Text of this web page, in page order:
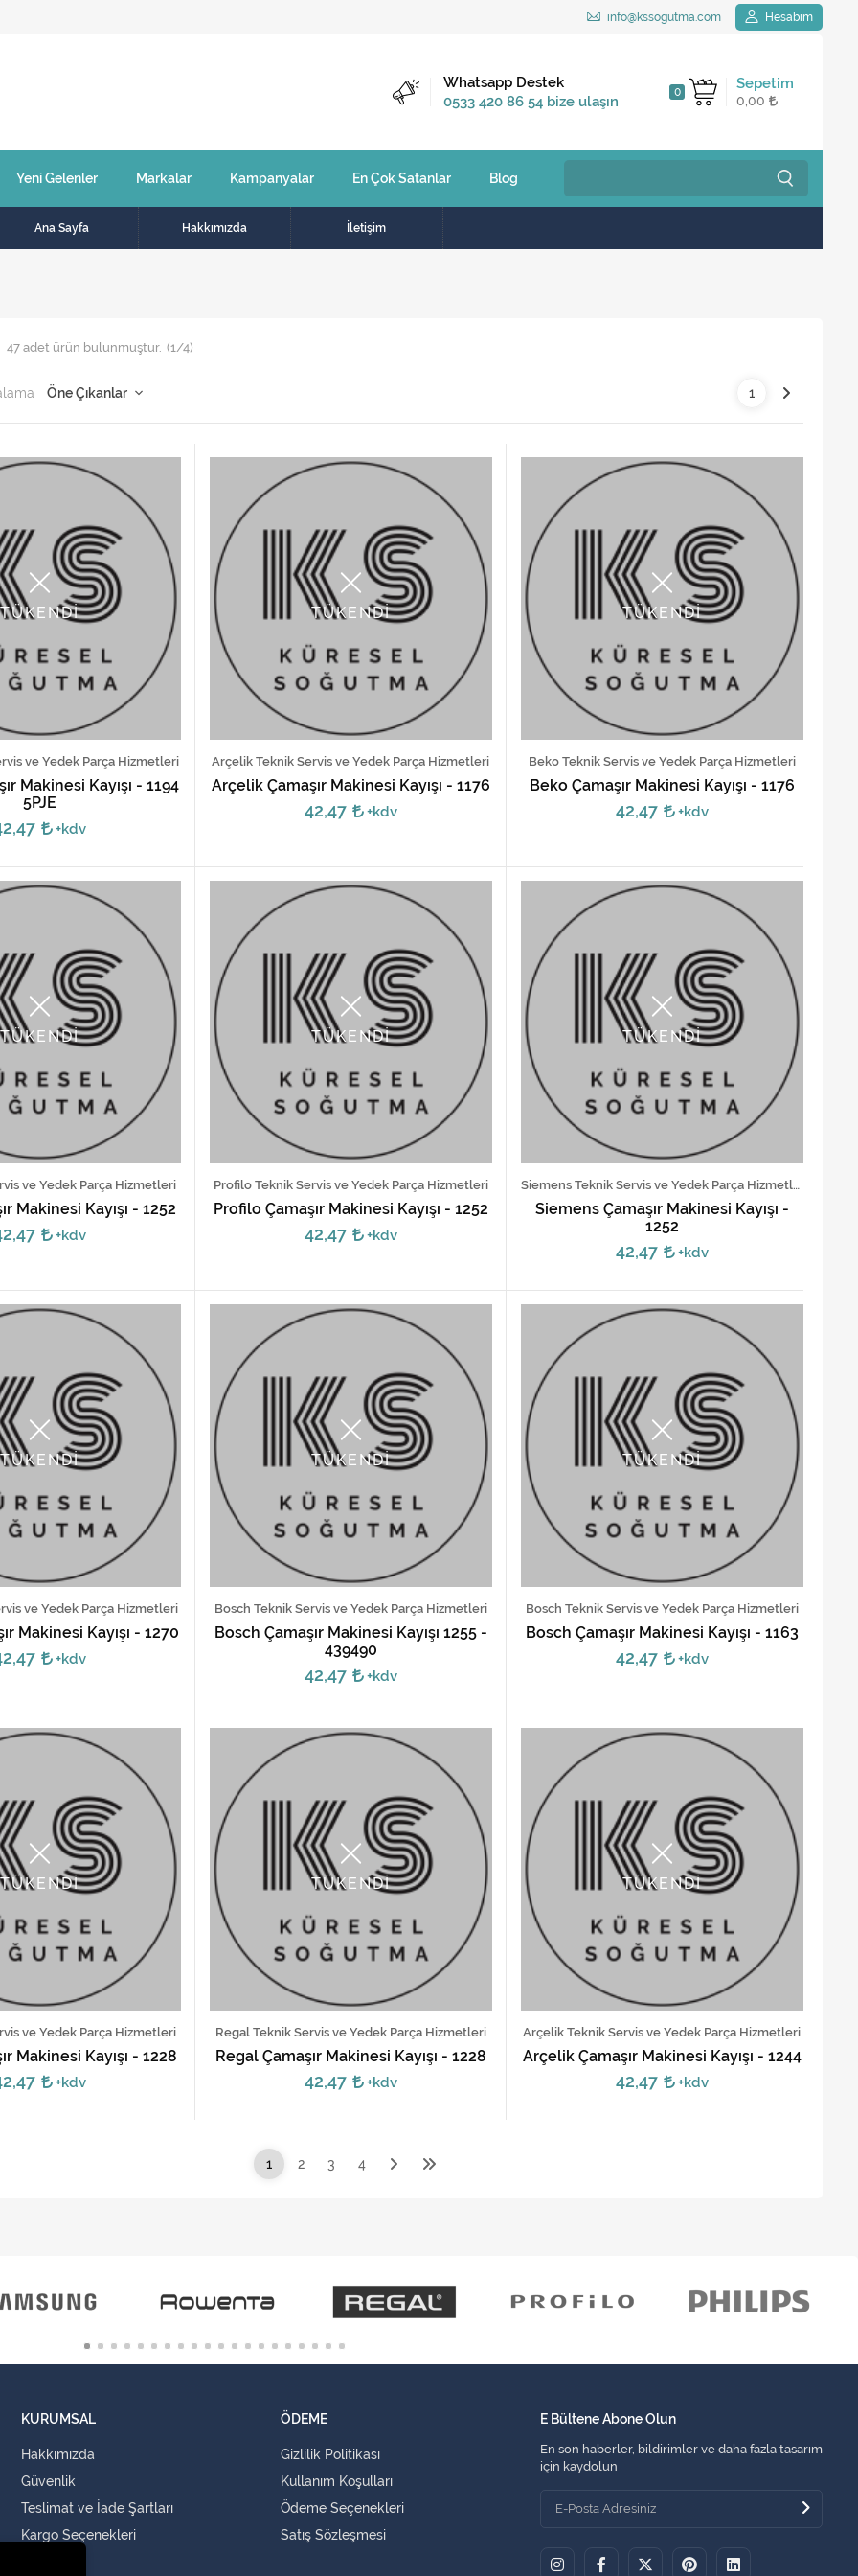
info@kssogutma.com Hesabım
Sepetim
0
0,00
Kargo Bedava
2.500 TL ve üzeri
Whatsapp Destek
0533 420 86 54 bize ulaşın
Yeni Gelenler Markalar Kampanyalar En Çok Satanlar Blog
Ana Sayfa Hakkımızda İletişim
47 adet ürün bulunmuştur. (1/4)
1
TÜKENDİ
ve Yedek Parça Hizmetleri
Makinesi Kayışı - 1194
5PJE
+kdv
TÜKENDİ
Arçelik Teknik Servis ve Yedek Parça Hizmetleri
Arçelik Çamaşır Makinesi Kayışı - 1176
42,47 +kdv
TÜKENDİ
Beko Teknik Servis ve Yedek Parça Hizmetleri
Beko Çamaşır Makinesi Kayışı - 1176
42,47 +kdv
TÜKENDİ
ve Yedek Parça Hizmetleri
Makinesi Kayışı - 1252
+kdv
TÜKENDİ
Profilo Teknik Servis ve Yedek Parça Hizmetleri
Profilo Çamaşır Makinesi Kayışı - 1252
42,47 +kdv
TÜKENDİ
Siemens Teknik Servis ve Yedek Parça Hizmetleri
Siemens Çamaşır Makinesi Kayışı -
1252
42,47 +kdv
TÜKENDİ
ve Yedek Parça Hizmetleri
Makinesi Kayışı - 1270
+kdv
TÜKENDİ
Bosch Teknik Servis ve Yedek Parça Hizmetleri
Bosch Çamaşır Makinesi Kayışı 1255 -
439490
42,47 +kdv
TÜKENDİ
Bosch Teknik Servis ve Yedek Parça Hizmetleri
Bosch Çamaşır Makinesi Kayışı - 1163
42,47 +kdv
TÜKENDİ
ve Yedek Parça Hizmetleri
Makinesi Kayışı - 1228
+kdv
TÜKENDİ
Regal Teknik Servis ve Yedek Parça Hizmetleri
Regal Çamaşır Makinesi Kayışı - 1228
42,47 +kdv
TÜKENDİ
Arçelik Teknik Servis ve Yedek Parça Hizmetleri
Arçelik Çamaşır Makinesi Kayışı - 1244
42,47 +kdv
1 2 3 4
E Bültene Abone Olun
En son haberler, bildirimler ve daha fazla tasarım
için kaydolun
KURUMSAL
Hakkımızda
Güvenlik
Teslimat ve İade Şartları
Kargo Seçenekleri
ÖDEME
Gizlilik Politikası
Kullanım Koşulları
Ödeme Seçenekleri
Satış Sözleşmesi